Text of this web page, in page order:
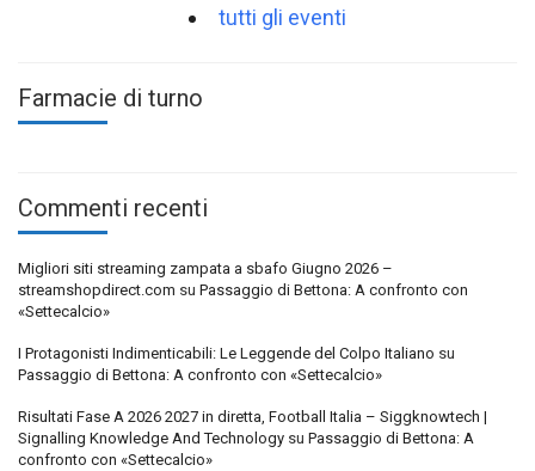
tutti gli eventi
Farmacie di turno
Commenti recenti
Migliori siti streaming zampata a sbafo Giugno 2026 –
streamshopdirect.com su Passaggio di Bettona: A confronto con
«Settecalcio»
I Protagonisti Indimenticabili: Le Leggende del Colpo Italiano su
Passaggio di Bettona: A confronto con «Settecalcio»
Risultati Fase A 2026 2027 in diretta, Football Italia – Siggknowtech |
Signalling Knowledge And Technology su Passaggio di Bettona: A
confronto con «Settecalcio»